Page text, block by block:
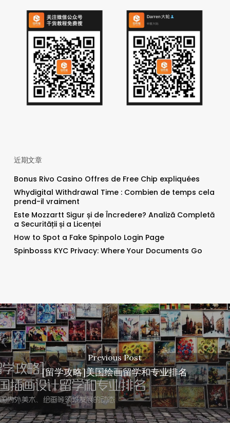
近期文章
Bonus Rivo Casino Offres de Free Chip expliquées
Whydigital Withdrawal Time : Combien de temps cela
prend-il vraiment
Este Mozzartt Sigur și de Încredere? Analiză Completă
a Securității și a Licenței
How to Spot a Fake Spinpolo Login Page
Spinbosss KYC Privacy: Where Your Documents Go
Previous Post
[留学攻略]美国绘画留学和专业排名